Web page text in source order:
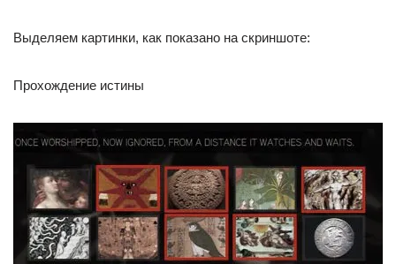
Выделяем картинки, как показано на скриншоте:
Прохождение истины